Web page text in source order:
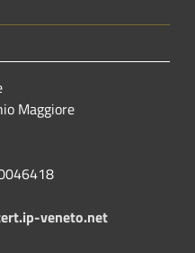
Maggiore
veneto.net